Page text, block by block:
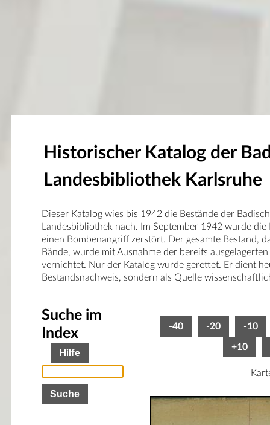
Historischer Katalog der
Landesbibliothek Karlsruhe
Dieser Katalog wies bis 1942 die Bestände der
Landesbibliothek nach. Im September 1942 wurde
einen Bombenangriff zerstört. Der gesamte Bestand,
Bände, wurde mit Ausnahme der bereits
vernichtet. Nur der Katalog wurde gerettet. Er dient
Bestandsnachweis, sondern als Quelle
-40 -20 -10
+10
Suche im
Index
Hilfe